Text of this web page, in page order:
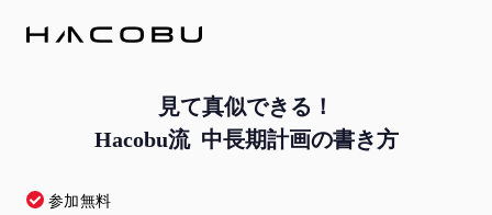
見て真似できる！
Hacobu流 中長期計画の書き方
参加無料